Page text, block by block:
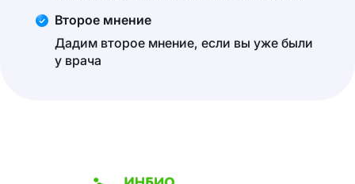
Второе мнение
Дадим второе мнение, если вы уже были
у врача